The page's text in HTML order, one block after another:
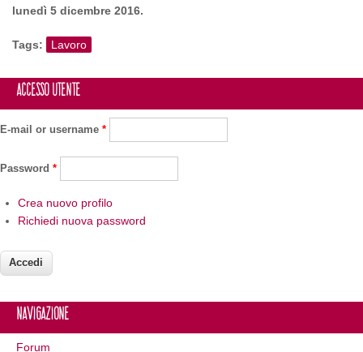
lunedì 5 dicembre 2016.
Tags: Lavoro
Accesso utente
E-mail or username *
Password *
Crea nuovo profilo
Richiedi nuova password
Navigazione
Forum